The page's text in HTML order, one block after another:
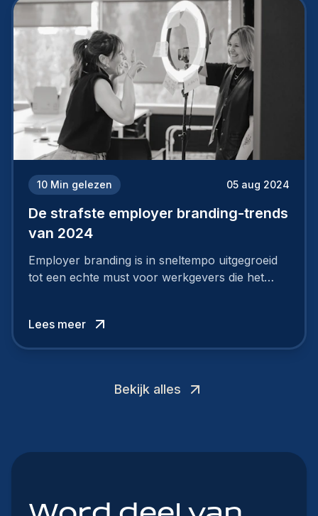
10 Min gelezen 05 aug 2024
De strafste employer branding-trends
van 2024
Employer branding is in sneltempo uitgegroeid
tot een echte must voor werkgevers die het
Lees meer
Bekijk alles